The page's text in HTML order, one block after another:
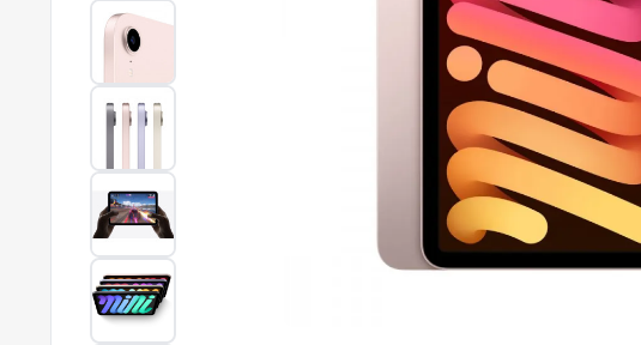
APPLE
iPad
mini
8,3"
(2021)
Wi-
Fi